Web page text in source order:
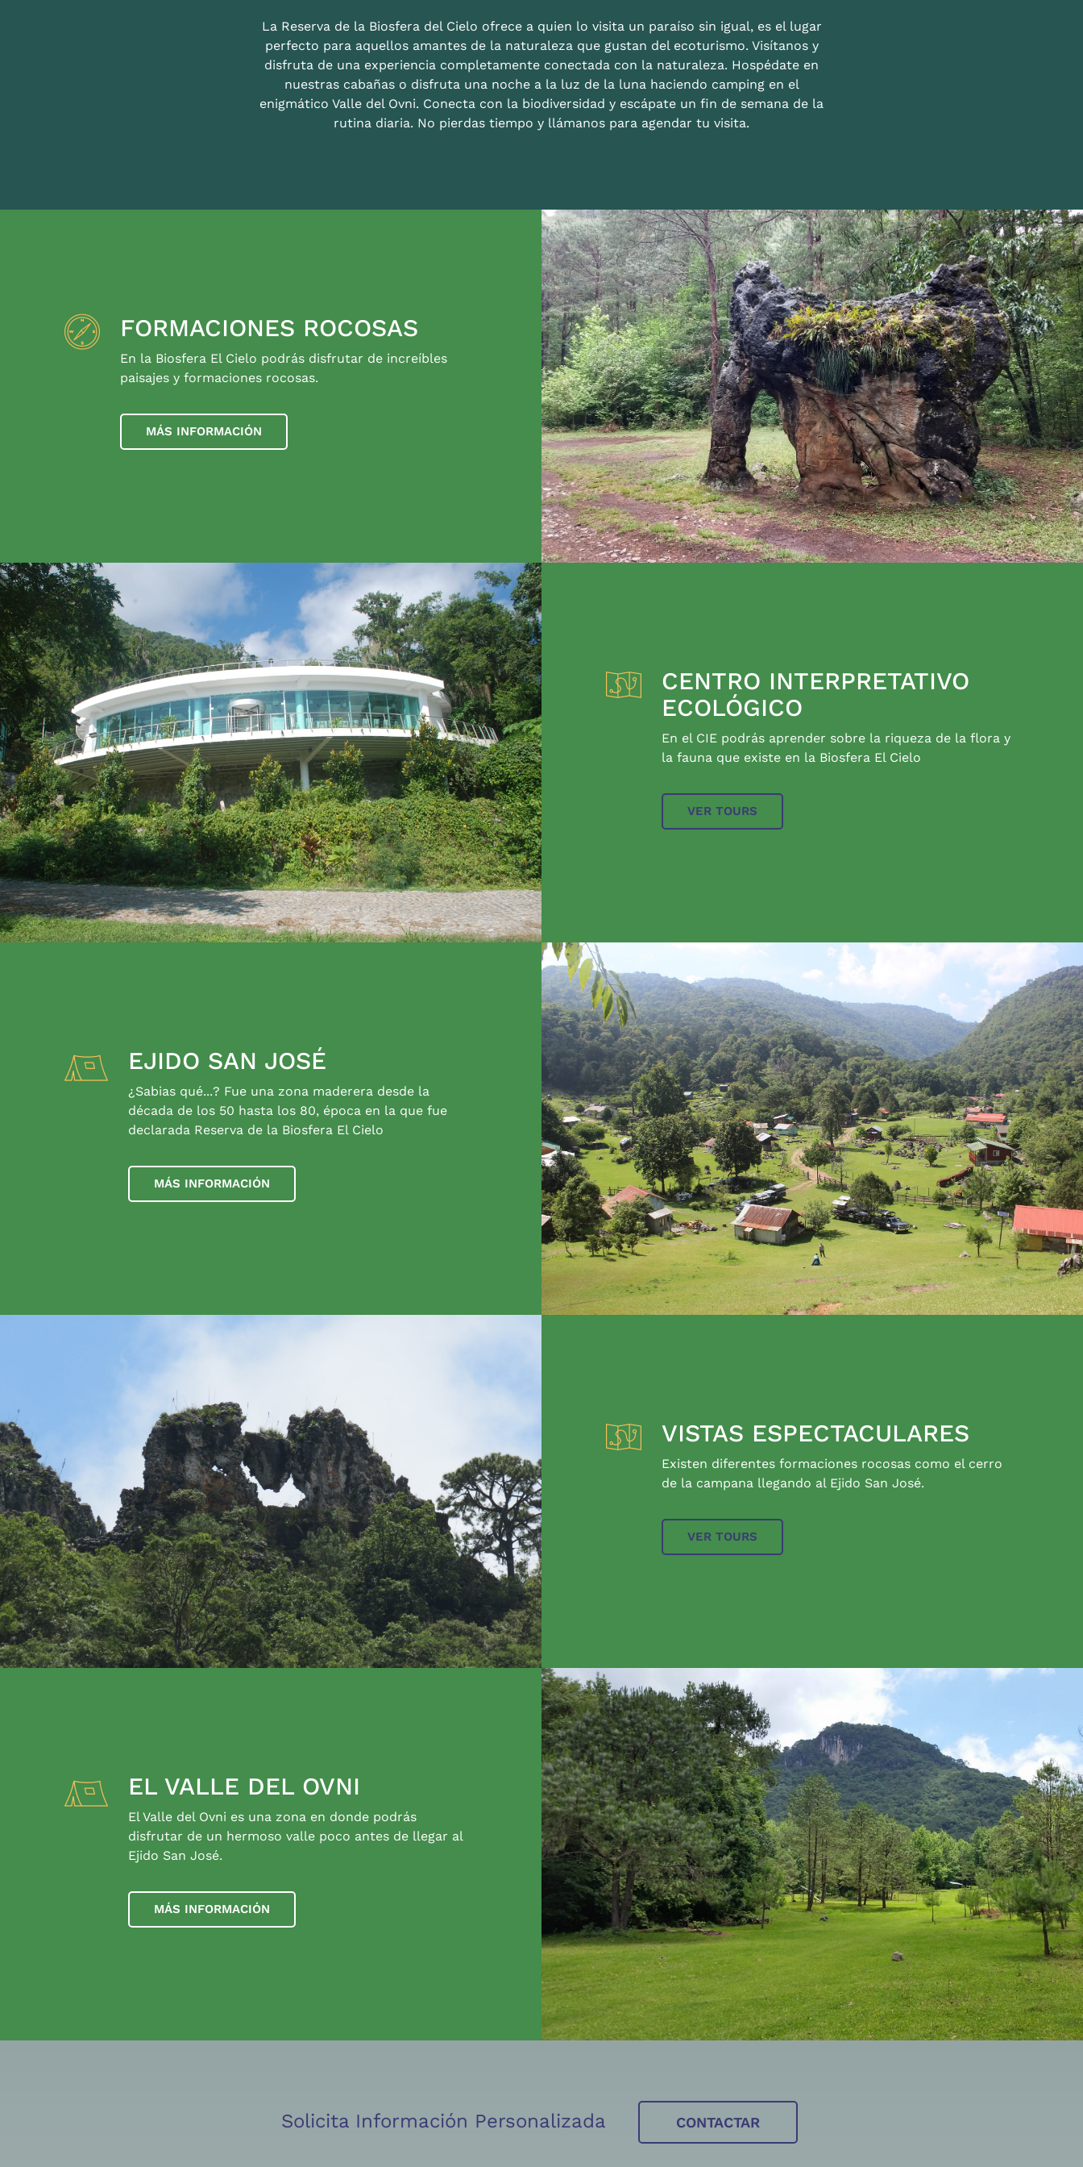
La Reserva de la Biosfera del Cielo ofrece a quien lo visita un paraíso sin igual, es el lugar
perfecto para aquellos amantes de la naturaleza que gustan del ecoturismo. Visítanos y
disfruta de una experiencia completamente conectada con la naturaleza. Hospédate en
nuestras cabañas o disfruta una noche a la luz de la luna haciendo camping en el
enigmático Valle del Ovni. Conecta con la biodiversidad y escápate un fin de semana de la
rutina diaria. No pierdas tiempo y llámanos para agendar tu visita.
FORMACIONES ROCOSAS
En la Biosfera El Cielo podrás disfrutar de increíbles
paisajes y formaciones rocosas.
MÁS INFORMACIÓN
CENTRO INTERPRETATIVO
ECOLÓGICO
En el CIE podrás aprender sobre la riqueza de la flora y
la fauna que existe en la Biosfera El Cielo
VER TOURS
EJIDO SAN JOSÉ
¿Sabias qué...? Fue una zona maderera desde la
década de los 50 hasta los 80, época en la que fue
declarada Reserva de la Biosfera El Cielo
MÁS INFORMACIÓN
VISTAS ESPECTACULARES
Existen diferentes formaciones rocosas como el cerro
de la campana llegando al Ejido San José.
VER TOURS
EL VALLE DEL OVNI
El Valle del Ovni es una zona en donde podrás
disfrutar de un hermoso valle poco antes de llegar al
Ejido San José.
MÁS INFORMACIÓN
Solicita Información Personalizada CONTACTAR